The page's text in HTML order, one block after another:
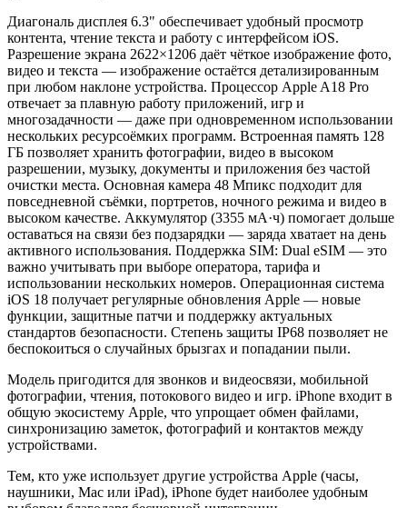
Диагональ дисплея 6.3" обеспечивает удобный просмотр
контента, чтение текста и работу с интерфейсом iOS.
Разрешение экрана 2622×1206 даёт чёткое изображение фото,
видео и текста — изображение остаётся детализированным
при любом наклоне устройства. Процессор Apple A18 Pro
отвечает за плавную работу приложений, игр и
многозадачности — даже при одновременном использовании
нескольких ресурсоёмких программ. Встроенная память 128
ГБ позволяет хранить фотографии, видео в высоком
разрешении, музыку, документы и приложения без частой
очистки места. Основная камера 48 Мпикс подходит для
повседневной съёмки, портретов, ночного режима и видео в
высоком качестве. Аккумулятор (3355 мА·ч) помогает дольше
оставаться на связи без подзарядки — заряда хватает на день
активного использования. Поддержка SIM: Dual eSIM — это
важно учитывать при выборе оператора, тарифа и
использовании нескольких номеров. Операционная система
iOS 18 получает регулярные обновления Apple — новые
функции, защитные патчи и поддержку актуальных
стандартов безопасности. Степень защиты IP68 позволяет не
беспокоиться о случайных брызгах и попадании пыли.
Модель пригодится для звонков и видеосвязи, мобильной
фотографии, чтения, потокового видео и игр. iPhone входит в
общую экосистему Apple, что упрощает обмен файлами,
синхронизацию заметок, фотографий и контактов между
устройствами.
Тем, кто уже использует другие устройства Apple (часы,
наушники, Mac или iPad), iPhone будет наиболее удобным